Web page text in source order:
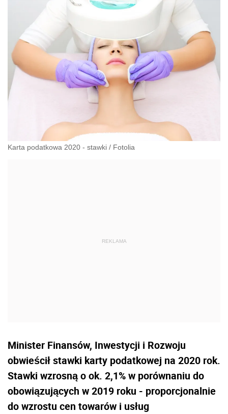
Karta podatkowa 2020 - stawki / Fotolia
Minister Finansów, Inwestycji i Rozwoju
obwieścił stawki karty podatkowej na 2020 rok.
Stawki wzrosną o ok. 2,1% w porównaniu do
obowiązujących w 2019 roku - proporcjonalnie
do wzrostu cen towarów i usług